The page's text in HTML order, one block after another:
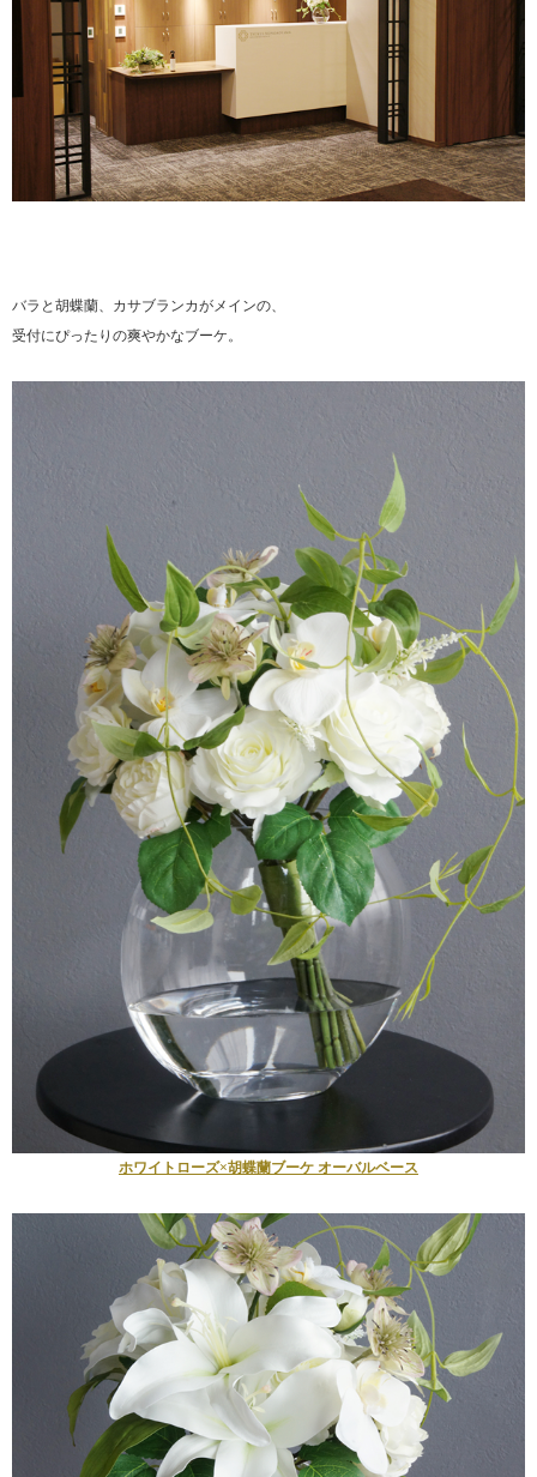
バラと胡蝶蘭、カサブランカがメインの、
受付にぴったりの爽やかなブーケ。
ホワイトローズ×胡蝶蘭ブーケ オーバルベース